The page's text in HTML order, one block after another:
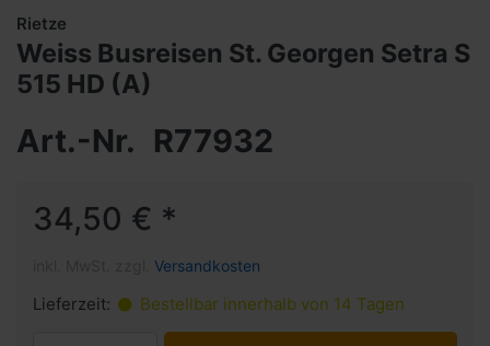
Rietze
Weiss Busreisen St. Georgen Setra S
515 HD (A)
Art.-Nr. R77932
34,50 € *
Versandkosten
Lieferzeit: Bestellbar innerhalb von 14 Tagen